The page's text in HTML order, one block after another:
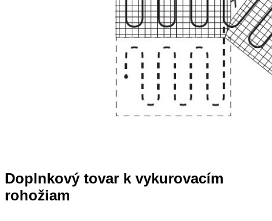
Doplnkový tovar k vykurovacím
rohožiam